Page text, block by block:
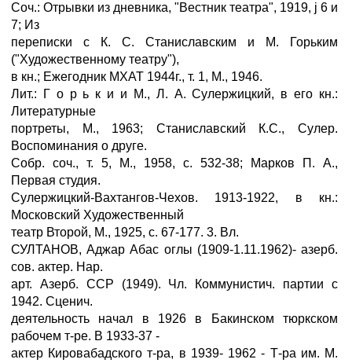
Соч.: Отрывки из дневника, "Вестник театра", 1919, ј 6 и
7; Из
переписки с К. С. Станиславским и М. Горьким
("Художественному театру"),
в кн.; Ежегодник МХАТ 1944г., т. 1, М., 1946.
Лит.: Г о р ь к и и М., Л. А. Сулержицкий, в его кн.:
Литературные
портреты, М., 1963; Станиславский К.С., Сулер.
Воспоминания о друге.
Собр. соч., т. 5, М., 1958, с. 532-38; Марков П. А.,
Первая студия.
Сулержицкий-Вахтангов-Чехов. 1913-1922, в кн.:
Московский Художественный
театр Второй, М., 1925, с. 67-177. 3. Вл.
СУЛТАНОВ, Аджар Абас оглы (1909-1.11.1962)- азерб.
сов. актер. Нар.
арт. Азерб. ССР (1949). Чл. Коммунистич. партии с
1942. Сценич.
деятельность начал в 1926 в Бакинском тюркском
рабочем т-ре. В 1933-37 -
актер Кировабадского т-ра, в 1939- 1962 - Т-ра им. М.